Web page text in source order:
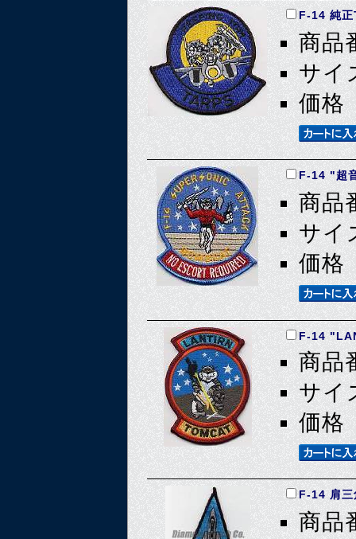
F-14 純正
商品
サイ
価格
F-14 "超
商品
サイ
価格
F-14
商品
サイ
価格
F-14 肩三
商品